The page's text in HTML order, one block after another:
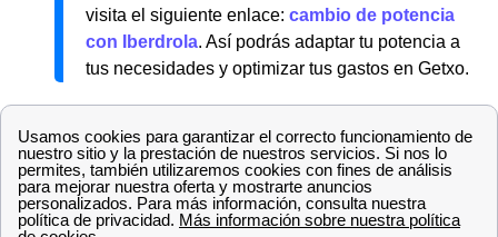
visita el siguiente enlace: cambio de potencia
con Iberdrola. Así podrás adaptar tu potencia a
tus necesidades y optimizar tus gastos en Getxo.
Pasos para dar de alta la luz y el gas en Getxo con
Iberdrola
Si deseas solicitar elBono Social de Iberdrolaen
Getxo, tienes varias opciones disponibles para